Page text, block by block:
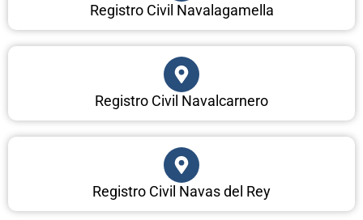
Registro Civil Navalagamella
Registro Civil Navalcarnero
Registro Civil Navas del Rey